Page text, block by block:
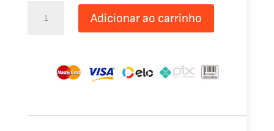
Mosquetão
Adicionar ao carrinho